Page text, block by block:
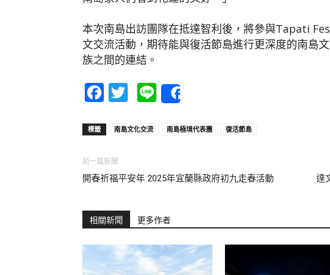
本次南島出訪團隊在抵達智利後，將參與Tapati
文交流活動，期待能與復活節島進行更深度的南島
族之間的連結。
Facebook
Twitter
Line
標籤 南島文化交流 南島極境代表團 復活節島
前一篇新聞
開春祈福平安年 2025年宜蘭縣政府初九走春活動 達
相關新聞 更多作者